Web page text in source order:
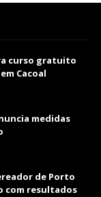
curso gratuito
Cacoal
medidas
de Porto
com resultados